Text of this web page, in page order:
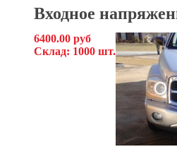
Входное
6400.00 руб
Склад: 1000 шт.